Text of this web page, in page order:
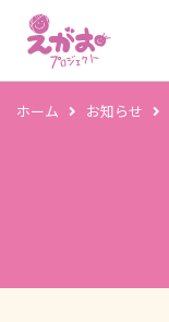
ホーム お知らせ